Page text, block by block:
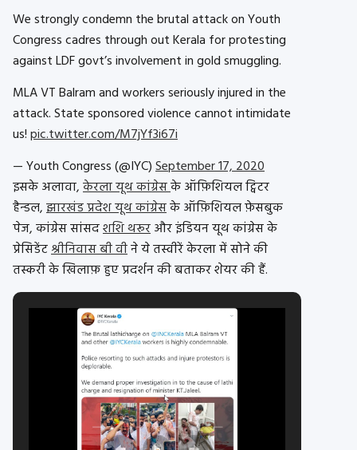
We strongly condemn the brutal attack on Youth
Congress cadres through out Kerala for protesting
against LDF govt’s involvement in gold smuggling.
MLA VT Balram and workers seriously injured in the
attack. State sponsored violence cannot intimidate
us!pic.twitter.com/M7jYf3i67i
— Youth Congress (@IYC)September 17, 2020
इसके अलावा,केरला यूथ कांग्रेसके ऑफ़िशियल ट्विटर
हैन्डल,झारखंड प्रदेश यूथ कांग्रेसके ऑफ़िशियल फ़ेसबुक
पेज, कांग्रेस सांसदशशि थरूरऔर इंडियन यूथ कांग्रेस के
प्रेसिडेंटश्रीनिवास बी वीने ये तस्वीरें केरला में सोने की
तस्करी के खिलाफ़ हुए प्रदर्शन की बताकर शेयर की हैं.